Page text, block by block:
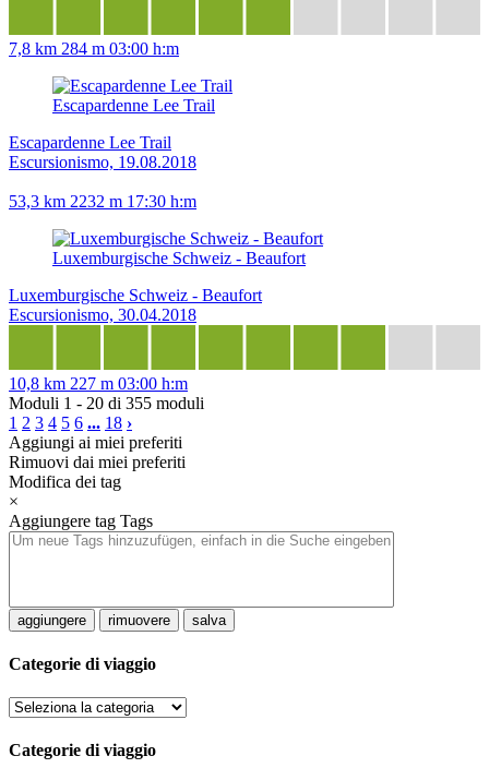
7,8 km 284 m 03:00 h:m
Escapardenne Lee Trail
Escapardenne Lee Trail
Escursionismo, 19.08.2018
53,3 km 2232 m 17:30 h:m
Luxemburgische Schweiz - Beaufort
Luxemburgische Schweiz - Beaufort
Escursionismo, 30.04.2018
10,8 km 227 m 03:00 h:m
Moduli 1 - 20 di 355 moduli
1 2 3 4 5 6 ... 18 ›
Aggiungi ai miei preferiti
Rimuovi dai miei preferiti
Modifica dei tag
×
Aggiungere tag Tags
aggiungere rimuovere salva
Categorie di viaggio
Categorie di viaggio